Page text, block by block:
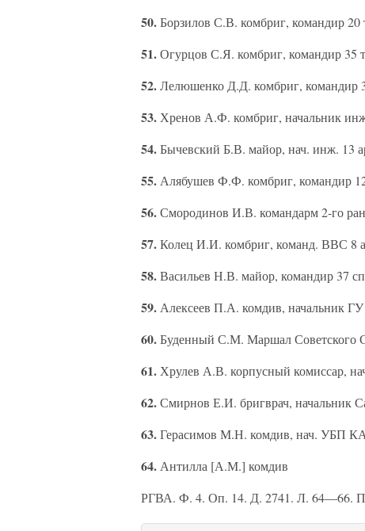
50.Борзилов С.В. комбриг, командир 20
51.Огурцов С.Я. комбриг, командир 35
52.Лелюшенко Д.Д. комбриг, командир
53. Хренов А.Ф. комбриг, начальник
54.Бычевский Б.В. майор, нач. инж. 13
55. Алябушев Ф.Ф. комбриг, командир
56.Смородинов И.В. командарм 2-го
57.Колец И.И. комбриг, команд. ВВС 8
58.Васильев Н.В. майор, командир 37
59. Алексеев П.А. комдив, начальник
60.Буденный С.М. Маршал Советского
61. Хрулев А.В. корпусный комиссар,
62.Смирнов Е.И. бригврач, начальник
63.Герасимов М.Н. комдив, нач. УБП КА
64. Антилла [А.М.] комдив
РГВА. Ф. 4. Оп. 14. Д. 2741. Л. 64—66.